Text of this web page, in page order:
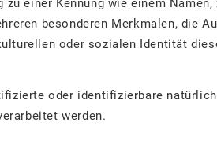
einer Kennung wie einem
besonderen Merkmalen, die
oder sozialen Identität
oder identifizierbare
werden.